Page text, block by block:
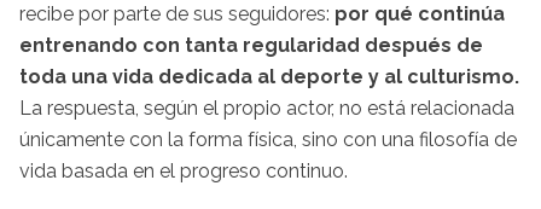
recibe por parte de sus seguidores: por qué continúa
entrenando con tanta regularidad después de
toda una vida dedicada al deporte y al culturismo.
La respuesta, según el propio actor, no está relacionada
únicamente con la forma física, sino con una filosofía de
vida basada en el progreso continuo.